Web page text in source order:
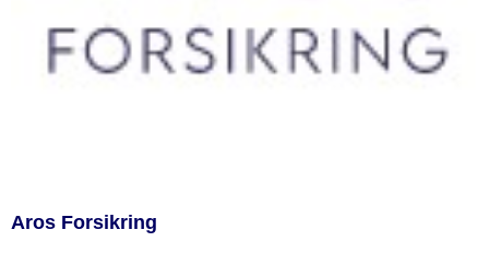
Aros Forsikring